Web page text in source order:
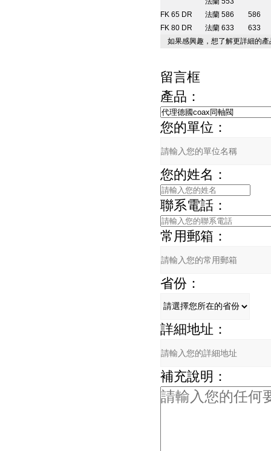
FK 65 DR 法蘭 586
586
FK 80 DR
法蘭 633
633
如果感興趣，想了解更詳細的
留言框
產品：
您的單位：
您的姓名：
聯系電話：
常用郵箱：
省份：
詳細地址：
補充說明：